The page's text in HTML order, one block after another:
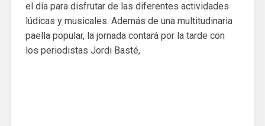
el día para disfrutar de las diferentes actividades
lúdicas y musicales. Además de una multitudinaria
paella popular, la jornada contará por la tarde con
los periodistas Jordi Basté,